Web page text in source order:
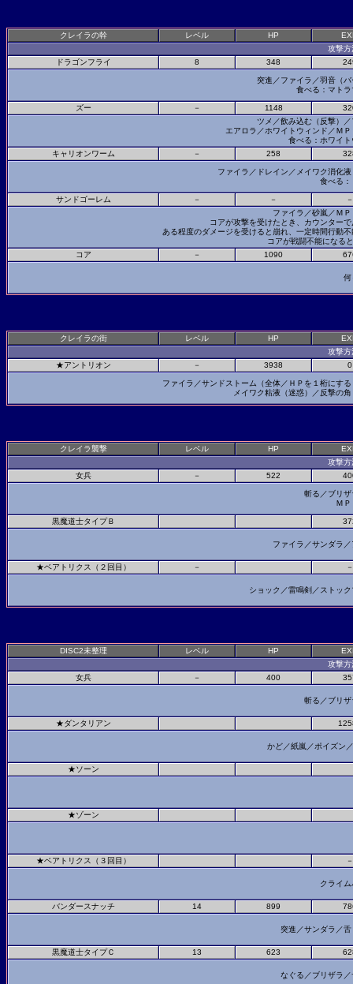
クレイラの幹 レベル HP
攻撃
ドラゴンフライ
8 348
突進／ファイラ／羽音（
食べる：マト
ズー － 1148
ツメ／飲み込む（反撃）
エアロラ／ホワイトウィンド／Ｍ
食べる：ホワイ
キャリオンワーム
－ 258
ファイラ／ドレイン／メイワク消化
食べる
サンドゴーレム － －
－
ファイラ／砂嵐／Ｍ
コアが攻撃を受けたとき、カウンター
ある程度のダメージを受けると崩れ、一定時間行動
コアが戦闘不能になる
コア
－ 1090
クレイラの街 レベル HP
攻撃
★アントリオン
－ 3938 0
ファイラ／サンドストーム（全体／ＨＰを１桁にす
メイワク粘液（迷惑）／反撃の
クレイラ襲撃 レベル HP
攻撃
女兵
－ 522
斬る／ブリ
Ｍ
黒魔道士タイプＢ
ファイラ／サンダラ
★ベアトリクス（２回目） － －
ショック／雷鳴剣／ストッ
DISC2未整理 レベル HP
攻撃
女兵
－ 400
斬る／ブリ
★ダンタリアン
かど／紙嵐／ポイズン
★ソーン
★ゾーン
★ベアトリクス（３回目） －
クライ
バンダースナッチ 14 899
突進／サンダラ／
黒魔道士タイプＣ 13 623
なぐる／ブリザラ